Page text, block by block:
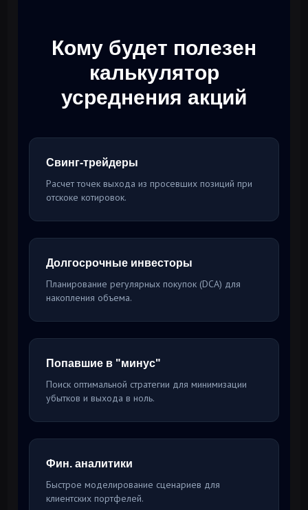
Кому будет полезен
калькулятор
усреднения акций
Свинг-трейдеры
Расчет точек выхода из просевших позиций при
отскоке котировок.
Долгосрочные инвесторы
Планирование регулярных покупок (DCA) для
накопления объема.
Попавшие в "минус"
Поиск оптимальной стратегии для минимизации
убытков и выхода в ноль.
Фин. аналитики
Быстрое моделирование сценариев для
клиентских портфелей.